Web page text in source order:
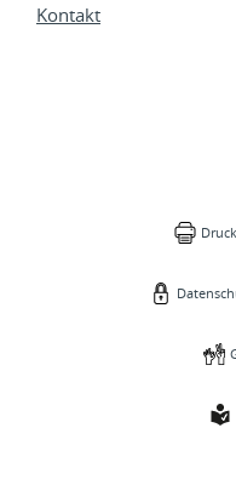
Kontakt